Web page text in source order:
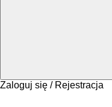
Zaloguj się / Rejestracja